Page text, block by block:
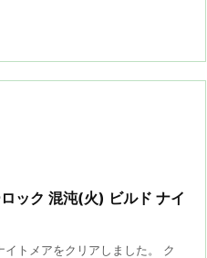
ック 混沌(火) ビルド ナイ
イトメアをクリアしました。 ク